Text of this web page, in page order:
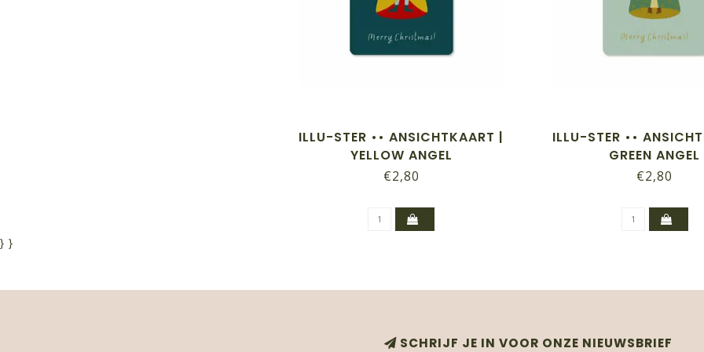
ILLU-STER •• ANSICHTKAART |
YELLOW ANGEL
€2,80
ILLU-STER ••
GREEN ANGEL
€2,80
} }
SCHRIJF JE IN VOOR ONZE NIEUWSBRIEF